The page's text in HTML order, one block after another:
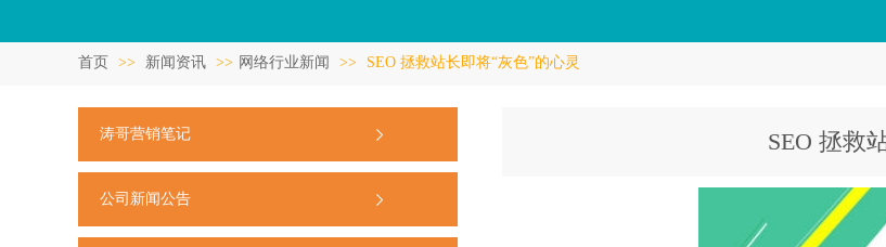
首页 >> 新闻资讯 >> 网络行业新闻 >> SEO 拯救站长即将“灰色”的心灵
涛哥营销笔记
公司新闻公告
SEO 拯救